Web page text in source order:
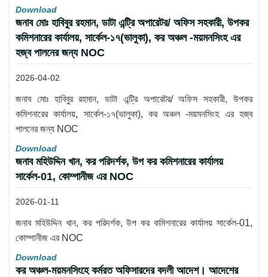
Download
জনাব মোঃ হাবিবুর রহমান, ডাটা এন্ট্রি অপারেটর/ অফিস সহকারী, উপকর
কমিশনারের কার্যালয়, সার্কেল-১৭(ভালুকা), কর অঞ্চল -ময়মনসিংহ এর
হজ্ব পালনের জন্য NOC
2026-04-02
জনাব মোঃ হাবিবুর রহমান, ডাটা এন্ট্রি অপারেটর/ অফিস সহকারী, উপকর
কমিশনারের কার্যালয়, সার্কেল-১৭(ভালুকা), কর অঞ্চল -ময়মনসিংহ এর হজ্ব
পালনের জন্য NOC
Download
জনাব মহিউদ্দিন খান, কর পরিদর্শক, উপ কর কমিশনারের কার্যালয়
সার্কেল-01, কোম্পানীজ এর NOC
2026-01-11
জনাব মহিউদ্দিন খান, কর পরিদর্শক, উপ কর কমিশনারের কার্যালয় সার্কেল-01,
কোম্পানীজ এর NOC
Download
কর অঞ্চল-ময়মনসিংহে কর্মরত অফিসারদের বদলী আদেশ। আদেশের